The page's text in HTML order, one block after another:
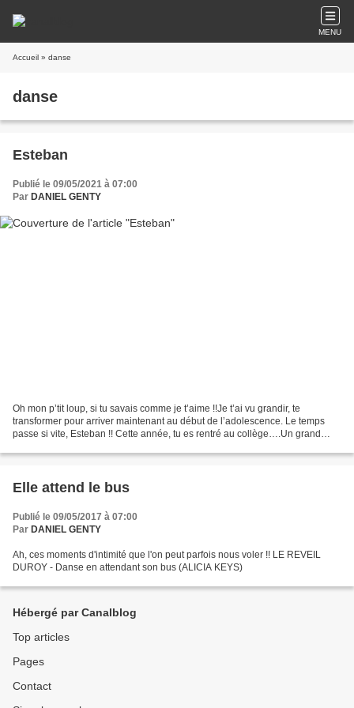
MENU
Accueil » danse
danse
Esteban
Publié le 09/05/2021 à 07:00
Par DANIEL GENTY
Oh mon p’tit loup, si tu savais comme je t’aime !!Je t’ai vu grandir, te
transformer pour arriver maintenant au début de l’adolescence. Le temps
passe si vite, Esteban !! Cette année, tu es rentré au collège….Un grand
Elle attend le bus
Publié le 09/05/2017 à 07:00
Par DANIEL GENTY
Ah, ces moments d'intimité que l'on peut parfois nous voler !! LE REVEIL
DUROY - Danse en attendant son bus (ALICIA KEYS)
Hébergé par Canalblog
Top articles
Pages
Contact